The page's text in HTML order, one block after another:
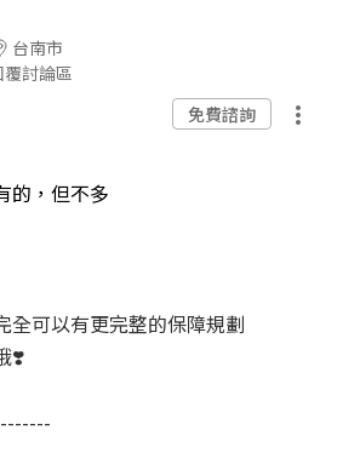
台南市
覆討論區
免費諮詢
的，但不多
全可以有更完整的保障規劃
❣️